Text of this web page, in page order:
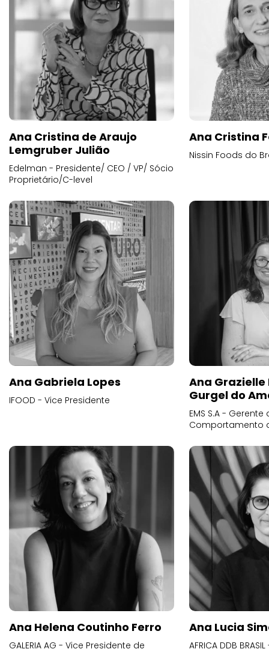
Ana Cristina de Araujo
Lemgruber Julião
Edelman - Presidente/ CEO / VP/ Sócio
Proprietário/C-level
Ana Cristina
Nissin Foods do
Ana Gabriela Lopes
IFOOD - Vice Presidente
Ana
Gurgel do
EMS S.A -
Comportamento
Ana Helena Coutinho Ferro
GALERIA AG - Vice Presidente de
Ana Lucia
AFRICA DDB